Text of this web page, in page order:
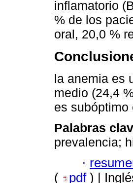
inflamatorio
% de los
oral, 20,0 %
la anemia es
medio (24,4
es subóptimo
Palabras
prevalencia;
·
(
pdf ) |